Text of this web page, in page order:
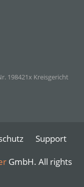
198421x Kreisgericht
Support
GmbH. All rights